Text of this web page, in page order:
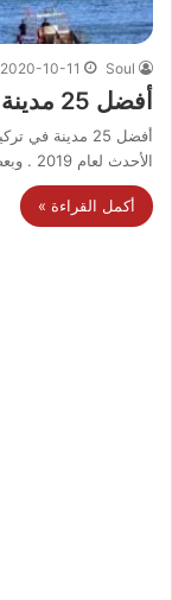
Soul
2020-10-11
أفضل 25 مدينة في تركيا للعيش حسب فوربس
الأحدث لعام 2019 . وبعضها تحتوي جاليات…
أكمل القراءة »